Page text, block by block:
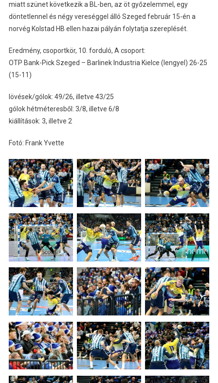
miatt szünet következik a BL-ben, az öt győzelemmel, egy
döntetlennel és négy vereséggel álló Szeged február 15-én a
norvég Kolstad HB ellen hazai pályán folytatja szereplését.
Eredmény, csoportkör, 10. forduló, A csoport:
OTP Bank-Pick Szeged – Barlinek Industria Kielce (lengyel) 26-25
(15-11)
lövések/gólok: 49/26, illetve 43/25
gólok hétméteresből: 3/8, illetve 6/8
kiállítások: 3, illetve 2
Fotó: Frank Yvette